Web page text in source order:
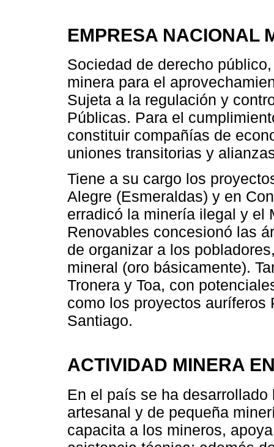
EMPRESA NACIONAL
Sociedad de derecho
minera para el
Sujeta a la regulación y
Públicas. Para el
constituir compañías de
uniones transitorias y
Tiene a su cargo los
Alegre (Esmeraldas) y en
erradicó la minería ilegal y el
Renovables concesionó las
de organizar a los
mineral (oro básicamente).
Tronera y Toa, con
como los proyectos auríferos
Santiago.
ACTIVIDAD MINERA
En el país se ha
artesanal y de pequeña
capacita a los mineros,